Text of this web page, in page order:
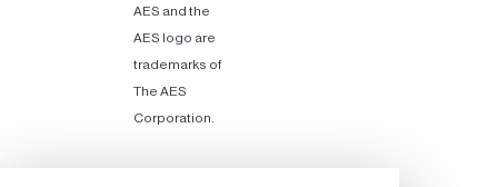
AES and the
AES logo are
trademarks of
The AES
Corporation.